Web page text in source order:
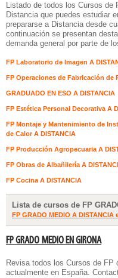
Listado de todos los Cursos de
Distanciaque puedes estudiar
prepararse a Distancia desde
continuación se presentan
demanda general por parte de
FP Laboratorio de Imagen A
FP Operaciones de Fabricación de
GRADUADO EN ESO A DISTANCIA
FP Estética Personal Decorativa A
FP Montaje y Mantenimiento de
de Calor A DISTANCIA
FP Producción Agropecuaria A
FP Obras de Albañilería A
FP Cocina A DISTANCIA
Lista de cursos de FP
FP GRADO MEDIO A DISTANCIA
FP GRADO MEDIO EN GIRONA
Revisa todos los Cursos de FP
actualmente en España.